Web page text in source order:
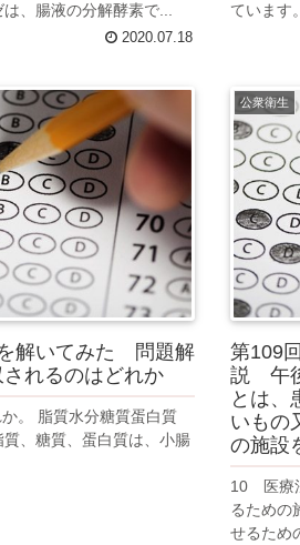
、腸液の分解酵素で...
2020.07.18
ています
解いてみた 問題解
れるのはどれか
。 脂質水分糖質蛋白質
、糖質、蛋白質は、小腸
公衆衛生
第109
説 午
とは、
いもの
の施設
10 医療
るための
せるため